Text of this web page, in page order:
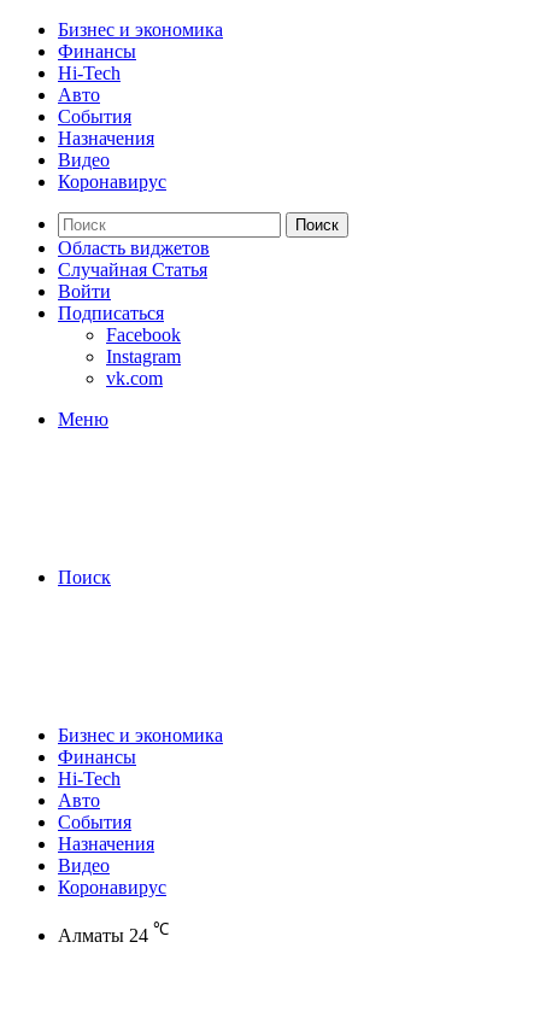
Бизнес и экономика
Финансы
Hi-Tech
Авто
События
Назначения
Видео
Коронавирус
Поиск
Область виджетов
Случайная Статья
Войти
Подписаться
Facebook
Instagram
vk.com
Меню
Поиск
Бизнес и экономика
Финансы
Hi-Tech
Авто
События
Назначения
Видео
Коронавирус
Алматы 24 ℃